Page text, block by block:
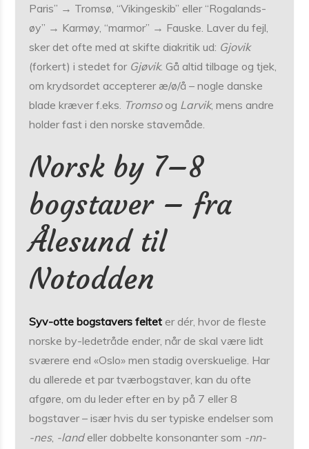
Paris” → Tromsø, “Vikingeskib” eller “Rogalands-
øy” → Karmøy, “marmor” → Fauske. Laver du fejl,
sker det ofte med at skifte diakritik ud: Gjovik
(forkert) i stedet for Gjøvik. Gå altid tilbage og tjek,
om krydsordet accepterer æ/ø/å – nogle danske
blade kræver f.eks. Tromsoog Larvik, mens andre
holder fast i den norske stavemåde.
Norsk by 7–8
bogstaver – fra
Ålesund til
Notodden
Syv-otte bogstavers feltet er dér, hvor de fleste
norske by-ledetråde ender, når de skal være lidt
sværere end «Oslo» men stadig overskuelige. Har
du allerede et par tværbogstaver, kan du ofte
afgøre, om du leder efter en by på 7 eller 8
bogstaver – især hvis du ser typiske endelser som
-nes, -landeller dobbelte konsonanter som -nn-